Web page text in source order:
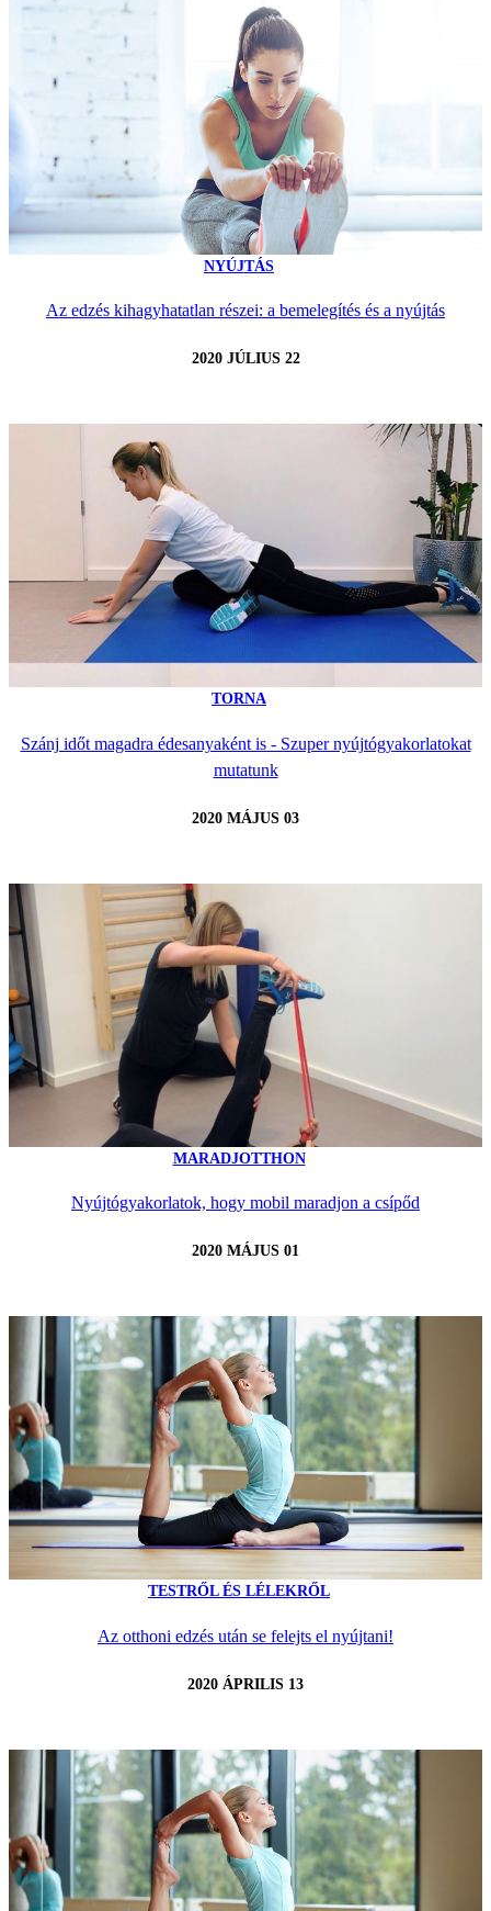
NYÚJTÁS
Az edzés kihagyhatatlan részei: a bemelegítés és a nyújtás
2020 JÚLIUS 22
TORNA
Szánj időt magadra édesanyaként is - Szuper nyújtógyakorlatokat
mutatunk
2020 MÁJUS 03
MARADJOTTHON
Nyújtógyakorlatok, hogy mobil maradjon a csípőd
2020 MÁJUS 01
TESTRŐL ÉS LÉLEKRŐL
Az otthoni edzés után se felejts el nyújtani!
2020 ÁPRILIS 13